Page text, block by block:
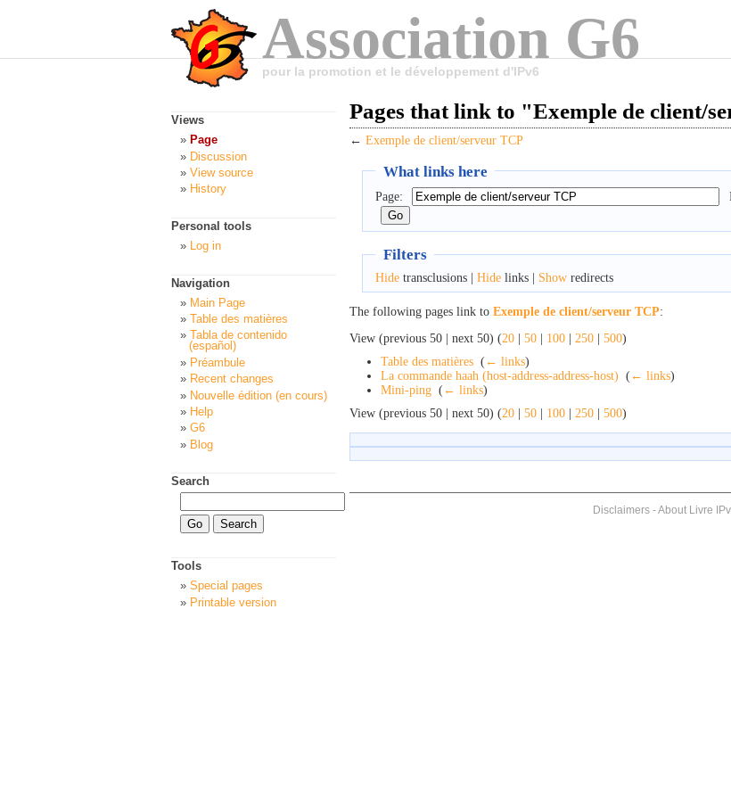
Association G6
pour la promotion et le développement d'IPv6
Pages that link to "Exemple de client/
← Exemple de client/serveur TCP
What links here
Page:
Filters
Hidetransclusions | Hidelinks | Showredirects
The following pages link to Exemple de client/serveur TCP:
View (previous 50 | next 50) (20 | 50 | 100 | 250 | 500)
Table des matières ( ← links)
La commande haah (host-address-address-host) ( ← links)
Mini-ping ( ← links)
View (previous 50 | next 50) (20 | 50 | 100 | 250 | 500)
Views
Page
Discussion
View source
History
Personal tools
Log in
Navigation
Main Page
Table des matières
Tabla de contenido
(español)
Préambule
Recent changes
Nouvelle édition (en cours)
Help
G6
Blog
Search
Tools
Special pages
Printable version
Disclaimers-About Livre